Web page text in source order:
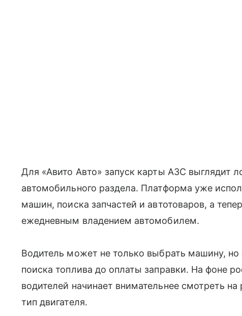
Для «Авито Авто» запуск карты АЗС выглядит
автомобильного раздела. Платформа уже
машин, поиска запчастей и автотоваров, а
ежедневным владением автомобилем.
Водитель может не только выбрать машину,
поиска топлива до оплаты заправки. На фоне
водителей начинает внимательнее смотреть
тип двигателя.